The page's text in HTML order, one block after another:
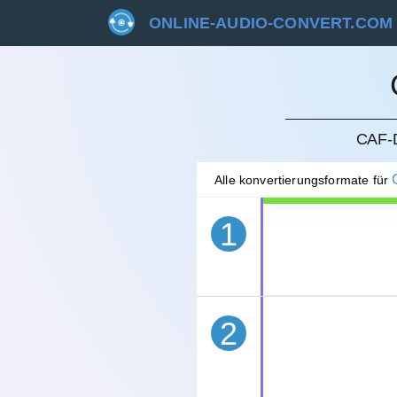
ONLINE-AUDIO-CONVERT.COM
CAF-
Alle konvertierungsformate für
1
2